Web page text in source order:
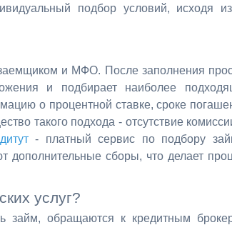
подбор условий, исходя
и МФО. После заполнения
и подбирает наиболее
о процентной ставке, сроке
такого подхода - отсутствие
- платный сервис по подбору
дополнительные сборы, что делает
услуг?
займ, обращаются к кредитным